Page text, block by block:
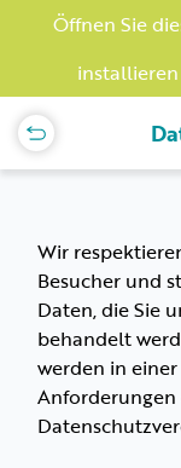
Öffnen Sie
Wir
Besucher und
Daten, die Sie
behandelt
werden in
Anforderungen